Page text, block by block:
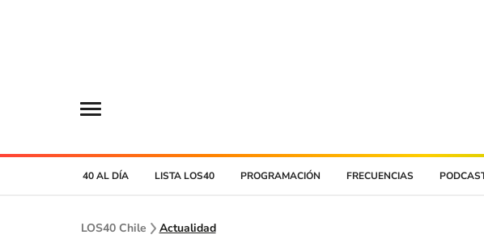
40 AL DÍA LISTA LOS40 PROGRAMACIÓN FRECUENCIAS
LOS40 Chile Actualidad